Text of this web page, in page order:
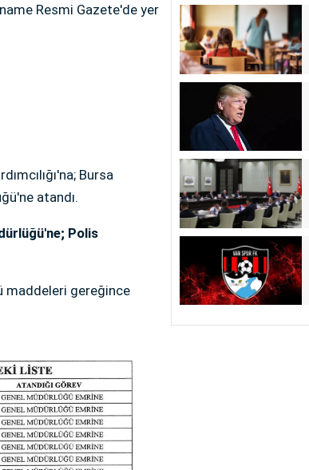
Resmi Gazete'de yer
Bursa
atandı.
Polis
maddeleri gereğince